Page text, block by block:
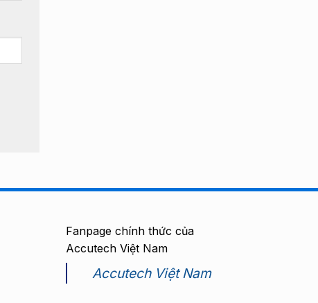
Fanpage chính thức của
Accutech Việt Nam
Accutech Việt Nam